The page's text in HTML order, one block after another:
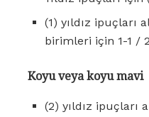
(1) yıldız ipuçları
birimleri için 1-1 /
Koyu veya koyu mavi
(2) yıldız ipuçları